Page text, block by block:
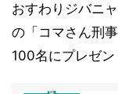
おすわりジバニ
の「コマさん刑
100名にプレゼン